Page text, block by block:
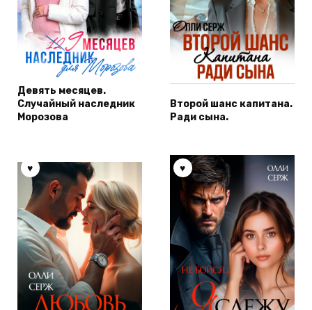
Девять месяцев.
Случайный наследник
Морозова
Второй шанс капитана.
Ради сына.